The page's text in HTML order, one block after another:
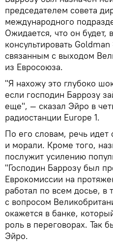
председателем совета
международного
Ожидается, что он будет,
консультировать
связанным с выходом
из Евросоюза.
"Я нахожу это глубоко
если господин Баррозу
еще", — сказал Эйро в
радиостанции Europe 1.
По его словам, речь идет
и морали. Кроме того,
послужит усилению
"Господин Баррозу был
Еврокомиссии на
работал по всем досье, в
с вопросом
окажется в банке,
роль в переговорах. Так
Эйро.